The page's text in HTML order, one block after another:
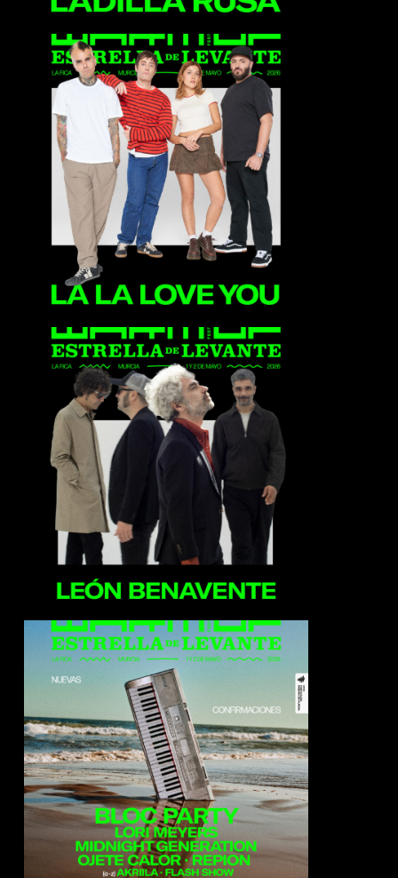
La La Love You
León Benavente
Midnight Generation